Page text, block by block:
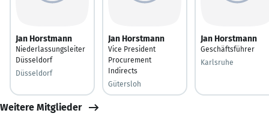
Jan Horstmann
Niederlassungsleiter
Düsseldorf
Düsseldorf
Jan Horstmann
Vice President
Procurement
Indirects
Gütersloh
Jan Horstmann
Geschäftsführer
Karlsruhe
Weitere Mitglieder